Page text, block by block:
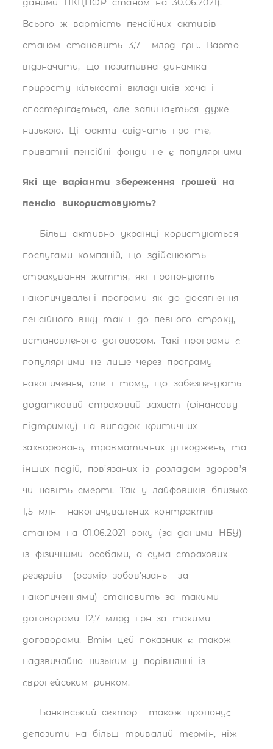
даними НКЦПФР станом на 30.06.2021).
Всього ж вартість пенсійних активів
станом становить 3,7 млрд грн.. Варто
відзначити, що позитивна динаміка
приросту кількості вкладників хоча і
спостерігається, але залишається дуже
низькою. Ці факти свідчать про те,
приватні пенсійні фонди не є популярними
Які ще варіанти збереження грошей на
пенсію використовують?
Більш активно українці користуються
послугами компаній, що здійснюють
страхування життя, які пропонують
накопичувальні програми як до досягнення
пенсійного віку так і до певного строку,
встановленого договором. Такі програми є
популярними не лише через програму
накопичення, але і тому, що забезпечують
додатковий страховий захист (фінансову
підтримку) на випадок критичних
захворювань, травматичних ушкоджень, та
інших подій, пов’язаних із розладом здоров’я
чи навіть смерті. Так у лайфовиків близько
1,5 млн накопичувальних контрактів
станом на 01.06.2021 року (за даними НБУ)
із фізичними особами, а сума страхових
резервів (розмір зобов’язань за
накопиченнями) становить за такими
договорами 12,7 млрд грн за такими
договорами. Втім цей показник є також
надзвичайно низьким у порівнянні із
європейським ринком.
Банківський сектор також пропонує
депозити на більш тривалий термін, ніж